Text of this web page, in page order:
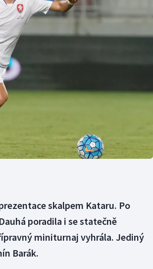
pětiboj
hry
Ostatní
skalpem Kataru. Po
poradila i se statečně
miniturnaj vyhrála. Jediný
Barák.